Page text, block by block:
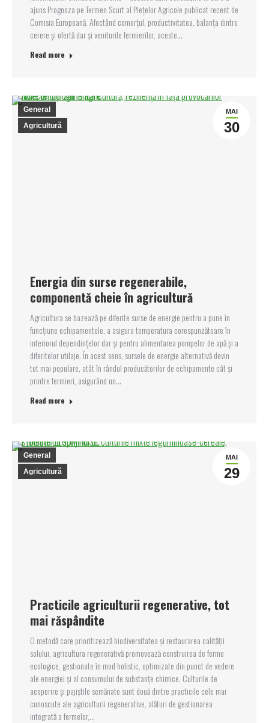
ajuns Prognoza pe Termen Scurt al Piețelor Agricole publicat recent de
Comisia Europeană. Afectând comerțul, productivitatea, balanța dintre
cerere și ofertă dar și veniturile fermierilor, aceste…
Read more
MAI
30
General
Agricultură
Energia din surse regenerabile,
componentă cheie în agricultură
Agricultura se bazează pe diferite surse de energie pentru a pune în
funcțiune echipamentele, a asigura temperatura corespunzătoare în
interiorul dependințelor dar și pentru alimentarea pompelor de apă și a
diferitelor utilaje. În acest sens, sursele de energie alternativă devin
tot mai populare, atât în rândul producătorilor de echipamente cât și
printre fermieri, asigurând un…
Read more
MAI
29
General
Agricultură
Practicile agriculturii regenerative, tot
mai răspândite
O metodă care prioritizează biodiversitatea și restaurarea calității
solului, agricultura regenerativă promovează construirea de ferme
ecologice, gestionate în mod holistic, optimizate din punct de vedere
ale energiei și al consumului de substanțe chimice. Culturile de
acoperire și pajiștile semănate sunt două dintre practicile cele mai
cunoscute ale agriculturii regenerative, alături de gestionarea
integrată a fermelor,…